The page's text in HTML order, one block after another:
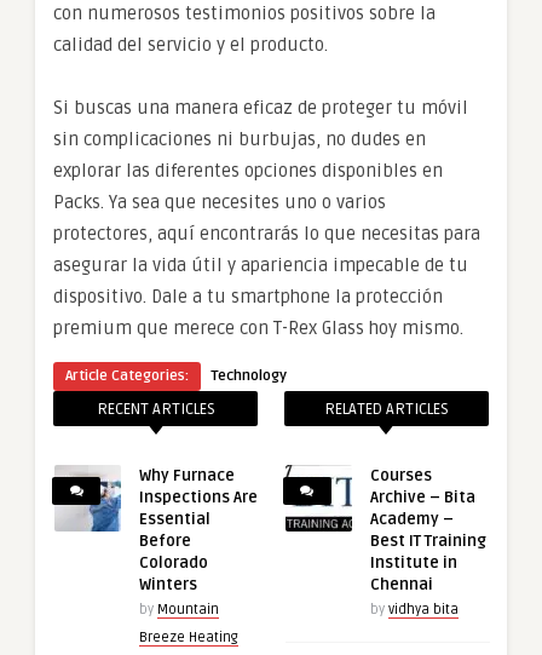
con numerosos testimonios positivos sobre la
calidad del servicio y el producto.
Si buscas una manera eficaz de proteger tu móvil
sin complicaciones ni burbujas, no dudes en
explorar las diferentes opciones disponibles en
Packs. Ya sea que necesites uno o varios
protectores, aquí encontrarás lo que necesitas para
asegurar la vida útil y apariencia impecable de tu
dispositivo. Dale a tu smartphone la protección
premium que merece con T-Rex Glass hoy mismo.
Article Categories: Technology
RECENT ARTICLES
Why Furnace
Inspections Are
Essential
Before
Colorado
Winters
by Mountain
Breeze Heating
RELATED ARTICLES
Courses
Archive – Bita
Academy –
Best IT Training
Institute in
Chennai
by vidhya bita